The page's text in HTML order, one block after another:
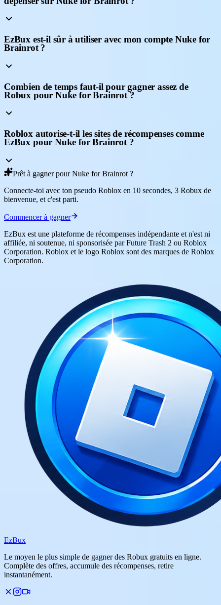
EzBux est-il sûr à utiliser avec mon compte Nuke for
Brainrot ?
Combien de temps faut-il pour gagner assez de
Robux pour Nuke for Brainrot ?
Roblox autorise-t-il les sites de récompenses comme
EzBux pour Nuke for Brainrot ?
Prêt à gagner pour Nuke for Brainrot ?
Connecte-toi avec ton pseudo Roblox en 10 secondes, 3 Robux de
bienvenue, et c'est parti.
Commencer à gagner
EzBux est une plateforme de récompenses indépendante et n'est ni
affiliée, ni soutenue, ni sponsorisée par Future Trash 2 ou Roblox
Corporation. Roblox et le logo Roblox sont des marques de Roblox
Corporation.
EzBux
Le moyen le plus simple de gagner des Robux gratuits en ligne.
Complète des offres, accumule des récompenses, retire
instantanément.